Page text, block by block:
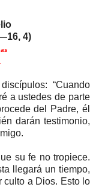
4)
“Cuando
a ustedes de parte
del Padre, él
darán testimonio,
su fe no tropiece.
llegará un tiempo,
culto a Dios. Esto lo